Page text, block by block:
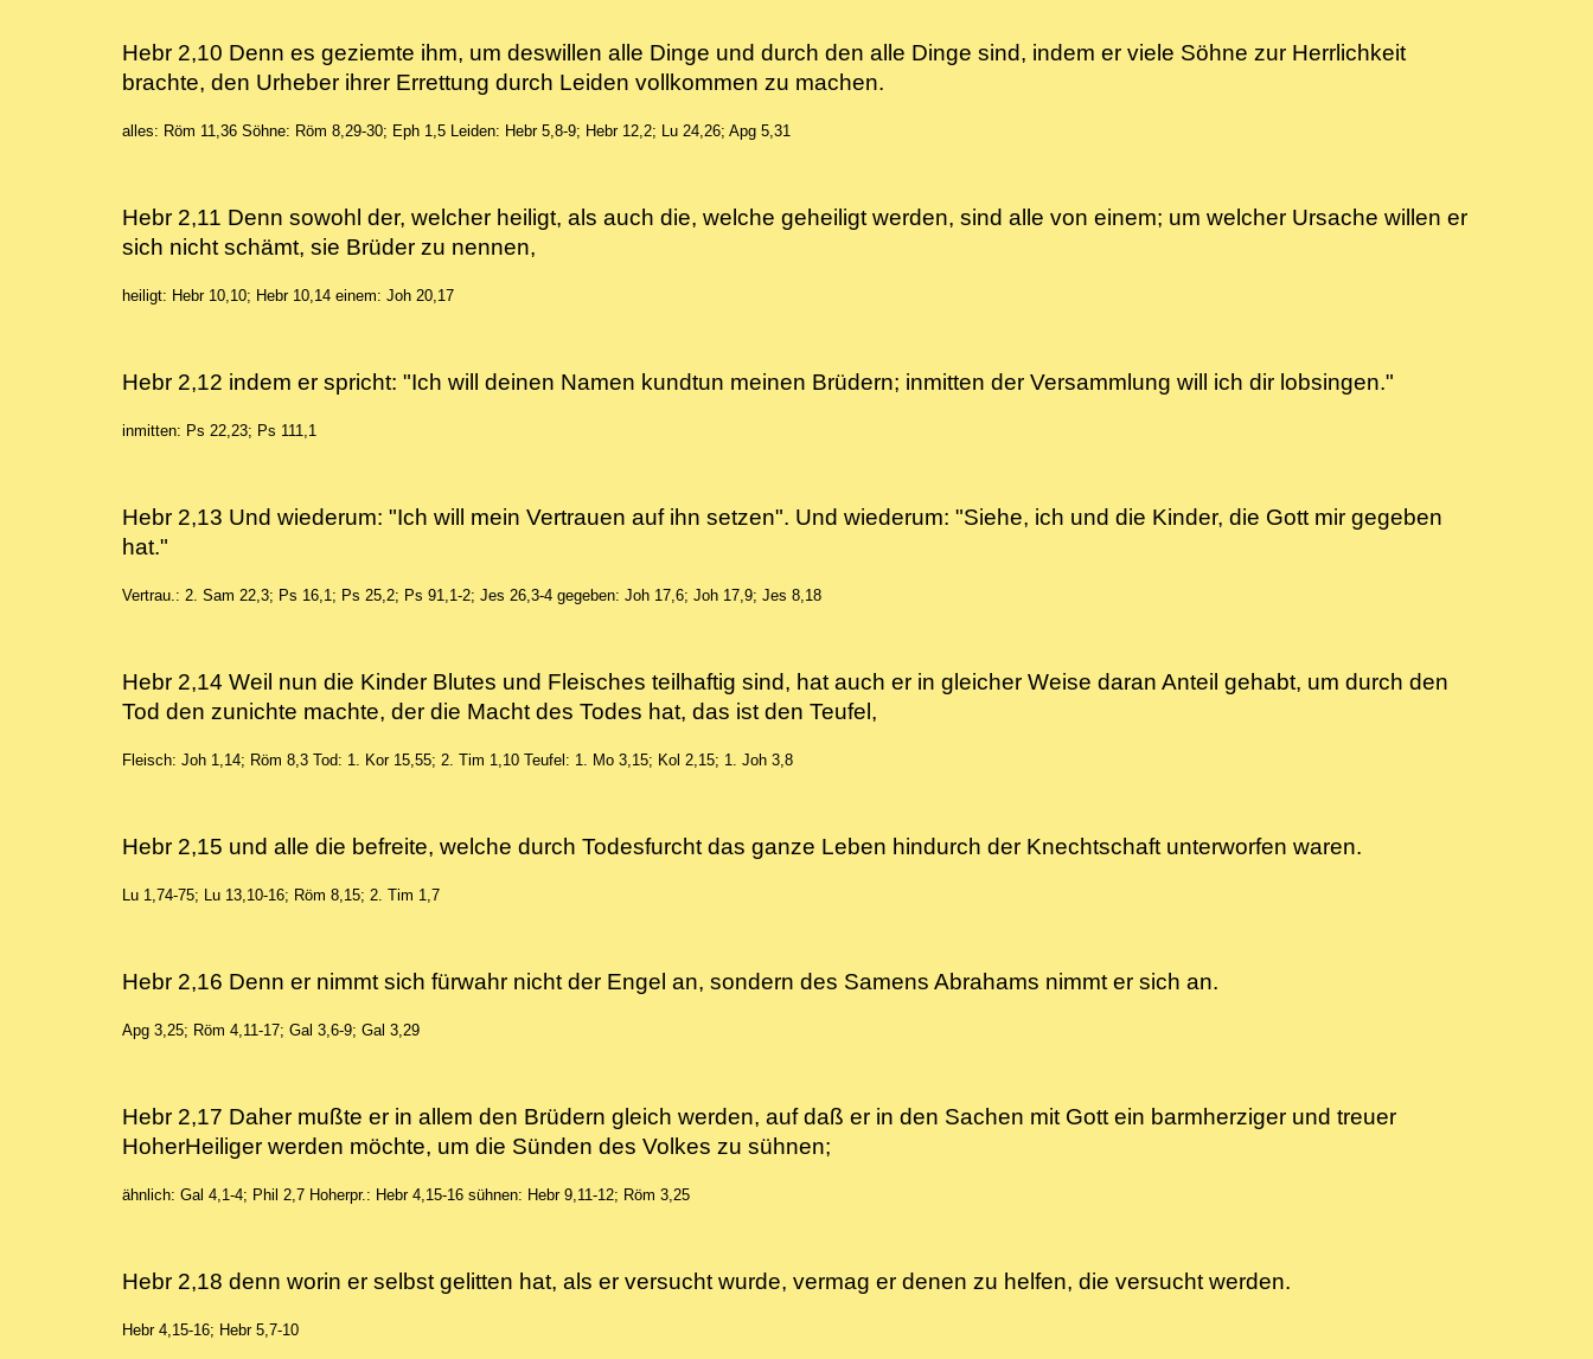
Hebr 2,10 Denn es geziemte ihm, um deswillen alle Dinge und durch den alle Dinge sind, indem er viele Söhne zur Herrlichkeit
brachte, den Urheber ihrer Errettung durch Leiden vollkommen zu machen.
alles: Röm 11,36 Söhne: Röm 8,29-30; Eph 1,5 Leiden: Hebr 5,8-9; Hebr 12,2; Lu 24,26; Apg 5,31
Hebr 2,11 Denn sowohl der, welcher heiligt, als auch die, welche geheiligt werden, sind alle von einem; um welcher Ursache willen er
sich nicht schämt, sie Brüder zu nennen,
heiligt: Hebr 10,10; Hebr 10,14 einem: Joh 20,17
Hebr 2,12 indem er spricht: "Ich will deinen Namen kundtun meinen Brüdern; inmitten der Versammlung will ich dir lobsingen."
inmitten: Ps 22,23; Ps 111,1
Hebr 2,13 Und wiederum: "Ich will mein Vertrauen auf ihn setzen". Und wiederum: "Siehe, ich und die Kinder, die Gott mir gegeben
hat."
Vertrau.: 2. Sam 22,3; Ps 16,1; Ps 25,2; Ps 91,1-2; Jes 26,3-4 gegeben: Joh 17,6; Joh 17,9; Jes 8,18
Hebr 2,14 Weil nun die Kinder Blutes und Fleisches teilhaftig sind, hat auch er in gleicher Weise daran Anteil gehabt, um durch den
Tod den zunichte machte, der die Macht des Todes hat, das ist den Teufel,
Fleisch: Joh 1,14; Röm 8,3 Tod: 1. Kor 15,55; 2. Tim 1,10 Teufel: 1. Mo 3,15; Kol 2,15; 1. Joh 3,8
Hebr 2,15 und alle die befreite, welche durch Todesfurcht das ganze Leben hindurch der Knechtschaft unterworfen waren.
Lu 1,74-75; Lu 13,10-16; Röm 8,15; 2. Tim 1,7
Hebr 2,16 Denn er nimmt sich fürwahr nicht der Engel an, sondern des Samens Abrahams nimmt er sich an.
Apg 3,25; Röm 4,11-17; Gal 3,6-9; Gal 3,29
Hebr 2,17 Daher mußte er in allem den Brüdern gleich werden, auf daß er in den Sachen mit Gott ein barmherziger und treuer
HoherHeiliger werden möchte, um die Sünden des Volkes zu sühnen;
ähnlich: Gal 4,1-4; Phil 2,7 Hoherpr.: Hebr 4,15-16 sühnen: Hebr 9,11-12; Röm 3,25
Hebr 2,18 denn worin er selbst gelitten hat, als er versucht wurde, vermag er denen zu helfen, die versucht werden.
Hebr 4,15-16; Hebr 5,7-10